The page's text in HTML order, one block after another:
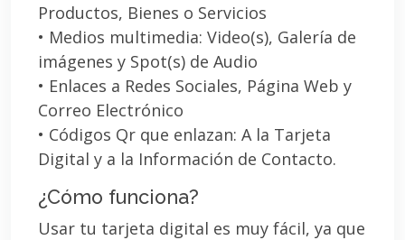
Productos, Bienes o Servicios
• Medios multimedia: Video(s), Galería de
imágenes y Spot(s) de Audio
• Enlaces a Redes Sociales, Página Web y
Correo Electrónico
• Códigos Qr que enlazan: A la Tarjeta
Digital y a la Información de Contacto.
¿Cómo funciona?
Usar tu tarjeta digital es muy fácil, ya que